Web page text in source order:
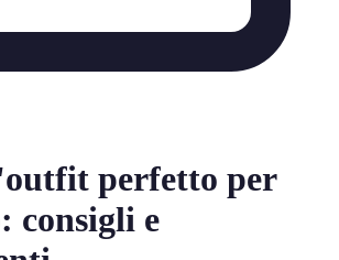
perfetto per
consigli e